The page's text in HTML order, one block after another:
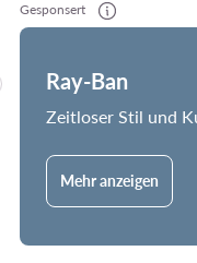
der Produkte:
Gesponsert
Ray-Ban
Zeitloser Stil und
Mehr anzeigen